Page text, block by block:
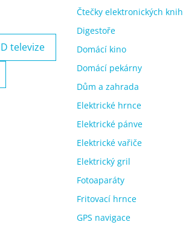
televize
Čtečky elektronických knih
Digestoře
Domácí kino
Domácí pekárny
Dům a zahrada
Elektrické hrnce
Elektrické pánve
Elektrické vařiče
Elektrický gril
Fotoaparáty
Fritovací hrnce
GPS navigace